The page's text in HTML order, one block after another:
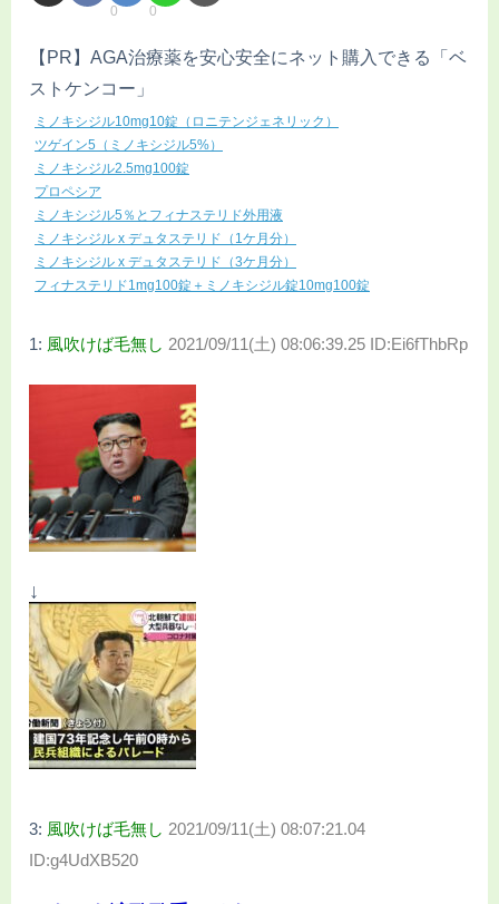
0 0
【PR】AGA治療薬を安心安全にネット購入できる「ベ
ストケンコー」
ミノキシジル10mg10錠（ロニテンジェネリック）
ツゲイン5（ミノキシジル5%）
ミノキシジル2.5mg100錠
プロペシア
ミノキシジル5％とフィナステリド外用液
ミノキシジル x デュタステリド（1ケ月分）
ミノキシジル x デュタステリド（3ケ月分）
フィナステリド1mg100錠＋ミノキシジル錠10mg100錠
1: 風吹けば毛無し 2021/09/11(土) 08:06:39.25 ID:Ei6fThbRp
↓
3: 風吹けば毛無し 2021/09/11(土) 08:07:21.04
ID:g4UdXB520